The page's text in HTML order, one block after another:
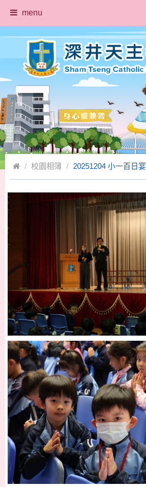
menu
校園相簿 20251204 小一百日宴